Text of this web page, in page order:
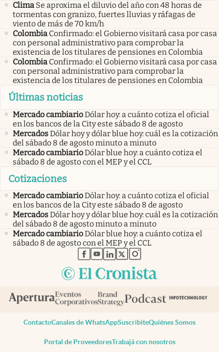
Clima Se aproxima el diluvio del año con 48 horas de
tormentas con granizo, fuertes lluvias y ráfagas de
viento de más de 70 km/h
Colombia Confirmado: el Gobierno visitará casa por casa
con personal administrativo para comprobar la
existencia de los titulares de pensiones en Colombia
Colombia Confirmado: el Gobierno visitará casa por casa
con personal administrativo para comprobar la
existencia de los titulares de pensiones en Colombia
Últimas noticias
Mercado cambiarioDólar hoy: a cuánto cotiza el oficial
en los bancos de la City este sábado 8 de agosto
MercadosDólar hoy y dólar blue hoy: cuál es la cotización
del sábado 8 de agosto minuto a minuto
Mercado cambiarioDólar blue hoy: a cuánto cotiza el
sábado 8 de agosto con el MEP y el CCL
Cotizaciones
Mercado cambiarioDólar hoy: a cuánto cotiza el oficial
en los bancos de la City este sábado 8 de agosto
MercadosDólar hoy y dólar blue hoy: cuál es la cotización
del sábado 8 de agosto minuto a minuto
Mercado cambiarioDólar blue hoy: a cuánto cotiza el
sábado 8 de agosto con el MEP y el CCL
abre en nueva pestaña
abre en nueva pestaña
abre en nueva pestaña
abre en nueva pestaña
abre en nueva pestaña
ContactoCanales de WhatsAppSuscribiteQuiénes Somos
Portal de ProveedoresTrabajá con nosotros